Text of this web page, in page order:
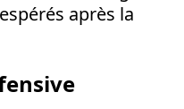
après la